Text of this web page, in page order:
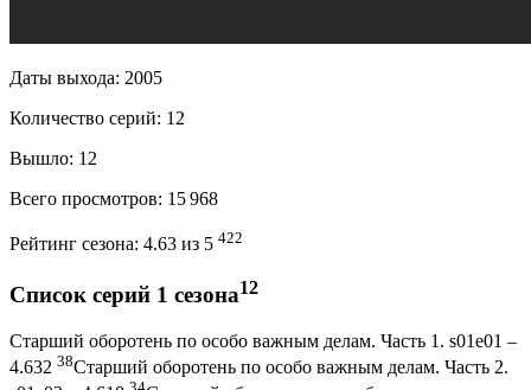
Даты выхода: 2005
Количество серий: 12
Вышло: 12
Всего просмотров: 15 968
Рейтинг сезона: 4.63 из 5 422
Список серий 1 сезона12
Старший оборотень по особо важным делам. Часть 1. s01e01 –
4.632 38Старший оборотень по особо важным делам. Часть 2.